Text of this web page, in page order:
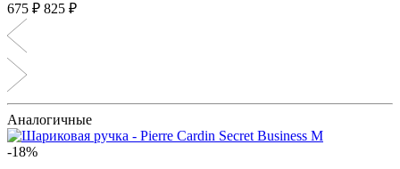
675 ₽ 825 ₽
Аналогичные
-18%